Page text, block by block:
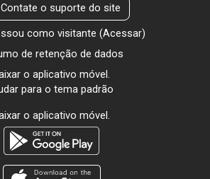
Contate o suporte do site
como visitante (Acessar)
de retenção de dados
o aplicativo móvel.
para o tema padrão
o aplicativo móvel.